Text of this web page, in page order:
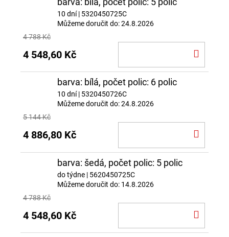
10 dní| 5320450725C
Můžeme doručit do:24.8.2026
4 788 Kč
4 548,60 Kč
barva: bílá, počet polic: 6 polic
10 dní| 5320450726C
Můžeme doručit do:24.8.2026
5 144 Kč
4 886,80 Kč
barva: šedá, počet polic: 5 polic
do týdne | 5620450725C
Můžeme doručit do: 14.8.2026
4 788 Kč
4 548,60 Kč